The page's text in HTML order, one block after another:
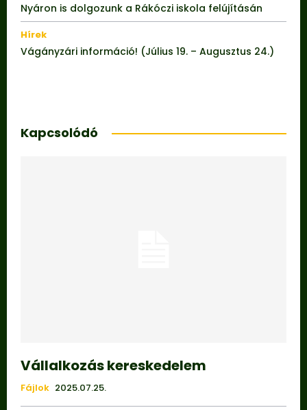
Nyáron is dolgozunk a Rákóczi iskola felújításán
Hírek
Vágányzári információ! (Július 19. – Augusztus 24.)
Kapcsolódó
Vállalkozás kereskedelem
Fájlok 2025.07.25.